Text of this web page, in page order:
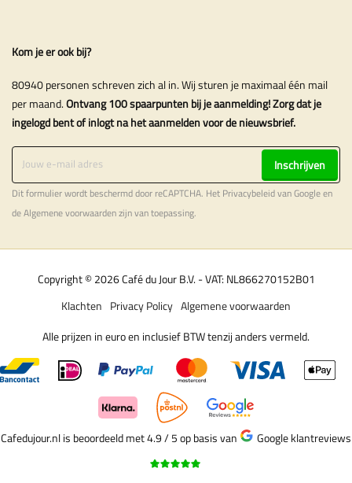
Kom je er ook bij?
80940 personen schreven zich al in. Wij sturen je maximaal één mail
per maand.Ontvang 100 spaarpunten bij je aanmelding! Zorg dat je
ingelogd bent of inlogt na het aanmelden voor de nieuwsbrief.
Inschrijven
Dit formulier wordt beschermd door reCAPTCHA. Het Privacybeleidvan Google en
deAlgemene voorwaardenzijn van toepassing.
Copyright © 2026 Café du Jour B.V. - VAT: NL866270152B01
Algemene voorwaarden
Privacy Policy
Klachten
Alle prijzen in euro en inclusief BTW tenzij anders vermeld.
Cafedujour.nl is beoordeeld met 4.9 / 5op basis van Google klantreviews